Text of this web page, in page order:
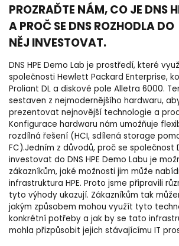
PROZRAĎTE NÁM, CO JE DNS
A PROČ SE DNS ROZHODLA DO
NĚJ INVESTOVAT.
DNS HPE Demo Lab je prostředí, které
společnosti Hewlett Packard Enterprise,
Proliant DL a diskové pole Alletra 6000.
sestaven z nejmodernějšího hardwaru,
prezentovat nejnovější technologie a
Konfigurace hardwaru nám umožňuje
rozdílná řešení (HCI, sdílená storage
FC).Jedním z důvodů, proč se společnost
investovat do DNS HPE Demo Labu je
zákazníkům, jaké možnosti jim může
infrastruktura HPE. Proto jsme připravili
tyto výhody ukazují. Zákazníkům tak
jakým způsobem mohou využít tyto
konkrétní potřeby a jak by se tato
mohla přizpůsobit jejich stávajícímu IT